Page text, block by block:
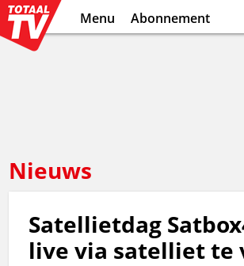
Menu Abonnement
Nieuws
Satellietdag
live via satelliet te